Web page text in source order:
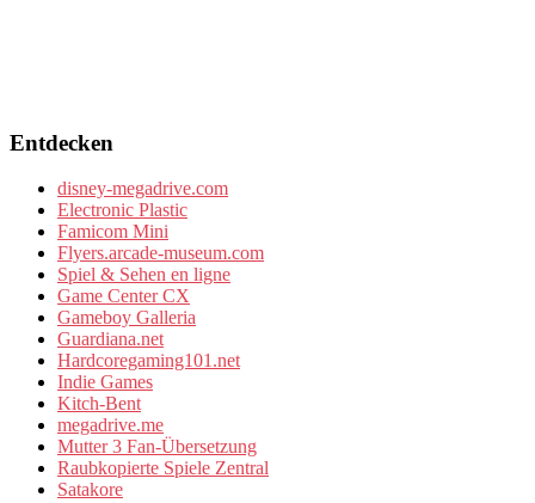
Entdecken
disney-megadrive.com
Electronic Plastic
Famicom Mini
Flyers.arcade-museum.com
Spiel & Sehen en ligne
Game Center CX
Gameboy Galleria
Guardiana.net
Hardcoregaming101.net
Indie Games
Kitch-Bent
megadrive.me
Mutter 3 Fan-Übersetzung
Raubkopierte Spiele Zentral
Satakore